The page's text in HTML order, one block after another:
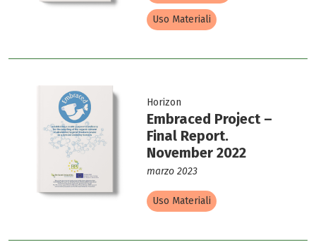
Uso Materiali
Horizon
Embraced Project –
Final Report.
November 2022
marzo 2023
Uso Materiali